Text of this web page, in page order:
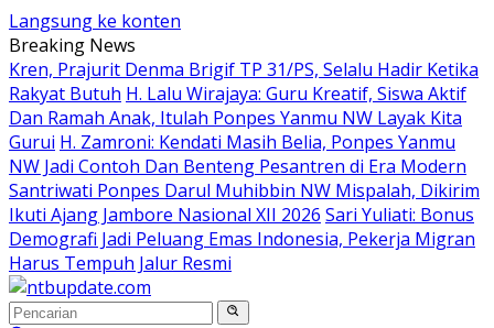
Langsung ke konten
Breaking News
Kren, Prajurit Denma Brigif TP 31/PS, Selalu Hadir Ketika
Rakyat Butuh H. Lalu Wirajaya: Guru Kreatif, Siswa Aktif
Dan Ramah Anak, Itulah Ponpes Yanmu NW Layak Kita
Gurui H. Zamroni: Kendati Masih Belia, Ponpes Yanmu
NW Jadi Contoh Dan Benteng Pesantren di Era Modern
Santriwati Ponpes Darul Muhibbin NW Mispalah, Dikirim
Ikuti Ajang Jambore Nasional XII 2026 Sari Yuliati: Bonus
Demografi Jadi Peluang Emas Indonesia, Pekerja Migran
Harus Tempuh Jalur Resmi